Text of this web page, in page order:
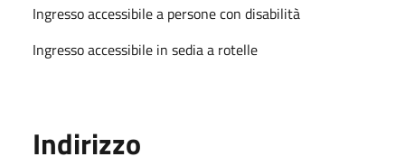
Ingresso accessibile a persone con disabilità
Ingresso accessibile in sedia a rotelle
Indirizzo